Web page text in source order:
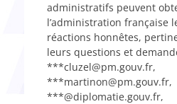
administratifs peuvent
l’administration française
réactions honnêtes,
leurs questions et
***cluzel@pm.gouv.fr,
***martinon@pm.gouv.fr,
***@diplomatie.gouv.fr,